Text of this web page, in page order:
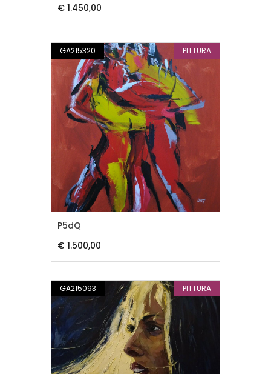
€ 1.450,00
GA215320 PITTURA
P5dQ
€ 1.500,00
GA215093 PITTURA